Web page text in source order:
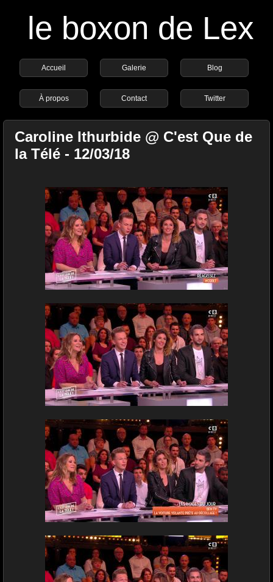
le boxon de Lex
Accueil Galerie Blog
À propos Contact Twitter
Caroline Ithurbide @ C'est Que de
la Télé - 12/03/18